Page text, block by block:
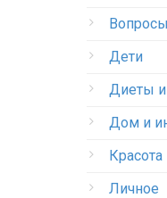
Дети
Диеты и
Дом и
Личное